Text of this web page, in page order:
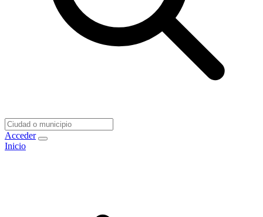
Acceder
Inicio